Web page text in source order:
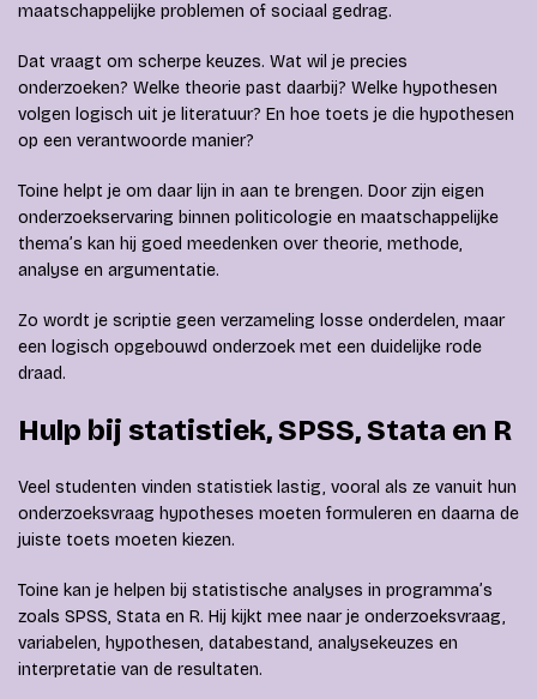
maatschappelijke problemen of sociaal gedrag.
Dat vraagt om scherpe keuzes. Wat wil je precies
onderzoeken? Welke theorie past daarbij? Welke hypothesen
volgen logisch uit je literatuur? En hoe toets je die hypothesen
op een verantwoorde manier?
Toine helpt je om daar lijn in aan te brengen. Door zijn eigen
onderzoekservaring binnen politicologie en maatschappelijke
thema’s kan hij goed meedenken over theorie, methode,
analyse en argumentatie.
Zo wordt je scriptie geen verzameling losse onderdelen, maar
een logisch opgebouwd onderzoek met een duidelijke rode
draad.
Hulp bij statistiek, SPSS, Stata en R
Veel studenten vinden statistiek lastig, vooral als ze vanuit hun
onderzoeksvraag hypotheses moeten formuleren en daarna de
juiste toets moeten kiezen.
Toine kan je helpen bij statistische analyses in programma’s
zoals SPSS, Stata en R. Hij kijkt mee naar je onderzoeksvraag,
variabelen, hypothesen, databestand, analysekeuzes en
interpretatie van de resultaten.